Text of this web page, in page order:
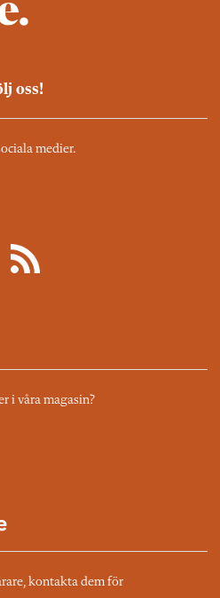
oss!
medier.
i våra magasin?
kontakta dem för